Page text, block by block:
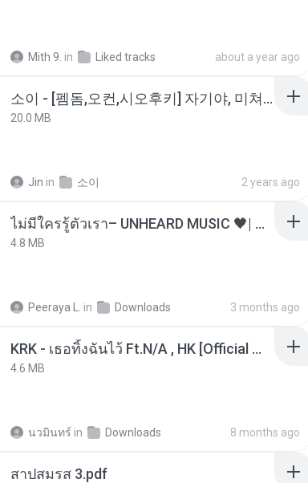
Mith 9. in Liked tracks about a year ago
소이 - [펨돔,오컨,시오후키] 자기야, 미쳐볼래 #남성향 #ASMR #펨돔 #여공남수 #19금.mp3
20.0 MB
Jin in 소이 2 years ago
ไม่มีใครรู้ตัวเรา– UNHEARD MUSIC 🖤| Official Lyric Video | เพลงสู้ชีวิต
4.8 MB
Peeraya L. in Downloads 3 months ago
KRK - เธอทิ้งฉันไว้ Ft.N/A , HK [Official MV]
4.6 MB
นวมินทร์ in Downloads 8 months ago
สาปสมรส 3.pdf